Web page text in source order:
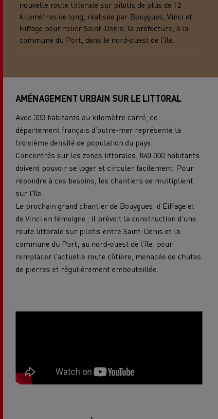
nouvelle route littorale sur pilotis de plus de 12
kilomètres de long, réalisée par Bouygues, Vinci et
Eiffage pour relier Saint-Denis, la préfecture, à la
commune du Port, dans le nord-ouest de l’île.
AMÉNAGEMENT URBAIN SUR LE LITTORAL
Avec 333 habitants au kilomètre carré, ce
département français d’outre-mer représente la
troisième densité de population du pays.
Concentrés sur les zones littorales, 840 000 habitants
doivent pouvoir se loger et circuler facilement. Pour
répondre à ces besoins, les chantiers se multiplient
sur l’île.
Le prochain grand chantier de Bouygues, d’Eiffage et
de Vinci en témoigne : il prévoit la construction d’une
route littorale sur pilotis entre Saint-Denis et la
commune du Port, au nord-ouest de l’île, pour
remplacer l’actuelle route côtière, menacée de chutes
de pierres et régulièrement embouteillée.